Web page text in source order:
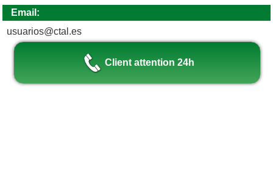
Email:
usuarios@ctal.es
Client attention 24h